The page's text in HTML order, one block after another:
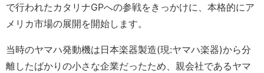
で行われたカタリナGPへの参戦をきっかけに、本格的にア
メリカ市場の展開を開始します。
当時のヤマハ発動機は日本楽器製造(現:ヤマハ楽器)から分
離したばかりの小さな企業だったため、親会社であるヤマ